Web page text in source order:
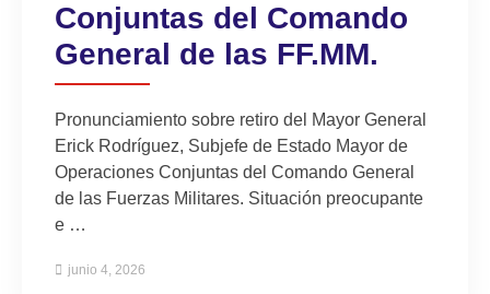
Conjuntas del Comando
General de las FF.MM.
Pronunciamiento sobre retiro del Mayor General
Erick Rodríguez, Subjefe de Estado Mayor de
Operaciones Conjuntas del Comando General
de las Fuerzas Militares. Situación preocupante
e …
junio 4, 2026